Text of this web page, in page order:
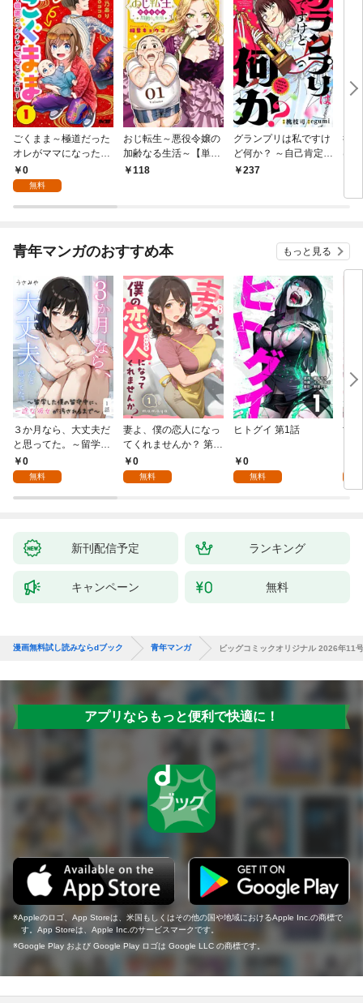
ごくまま～極道だった
オレがママになった話
～【単話】（１）
0
無料
おじ転生～悪役令嬢の
加齢なる生活～【単
話】（１）
118
グランプリは私ですけ
ど何か？ ～自己肯定モ
ンスターのミスコン無
237
後
は
青年マンガのおすすめ本 もっと見る
３か月なら、大丈夫だ
と思ってた。～留学し
た僕の留守中に、一途
な彼女が汚されるまで
0
無料
妻よ、僕の恋人になっ
てくれませんか？ 第1
話0
無料
ヒトグイ 第1話
0
無料
世
新刊配信予定 ランキング
キャンペーン 無料
漫画無料試し読みならdブック 青年マンガ ビッグコミックオリジナル 2026年11
アプリならもっと便利で快適に！
Appleのロゴ、App Storeは、米国もしくはその他の国や地域におけるApple Inc.の商標で
す。App Storeは、Apple Inc.のサービスマークです。
Google Play および Google Play ロゴは Google LLC の商標です。